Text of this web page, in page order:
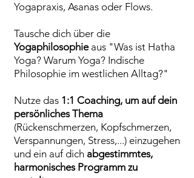
Yogapraxis, Asanas oder Flows.
Tausche dich über die
Yogaphilosophieaus "Was ist Hatha
Yoga? Warum Yoga? Indische
Philosophie im westlichen Alltag?"
Nutze das 1:1 Coaching, um auf dein
persönliches Thema
(Rückenschmerzen, Kopfschmerzen,
Verspannungen, Stress,...) einzugehen
und ein auf dich abgestimmtes,
harmonisches Programm zu